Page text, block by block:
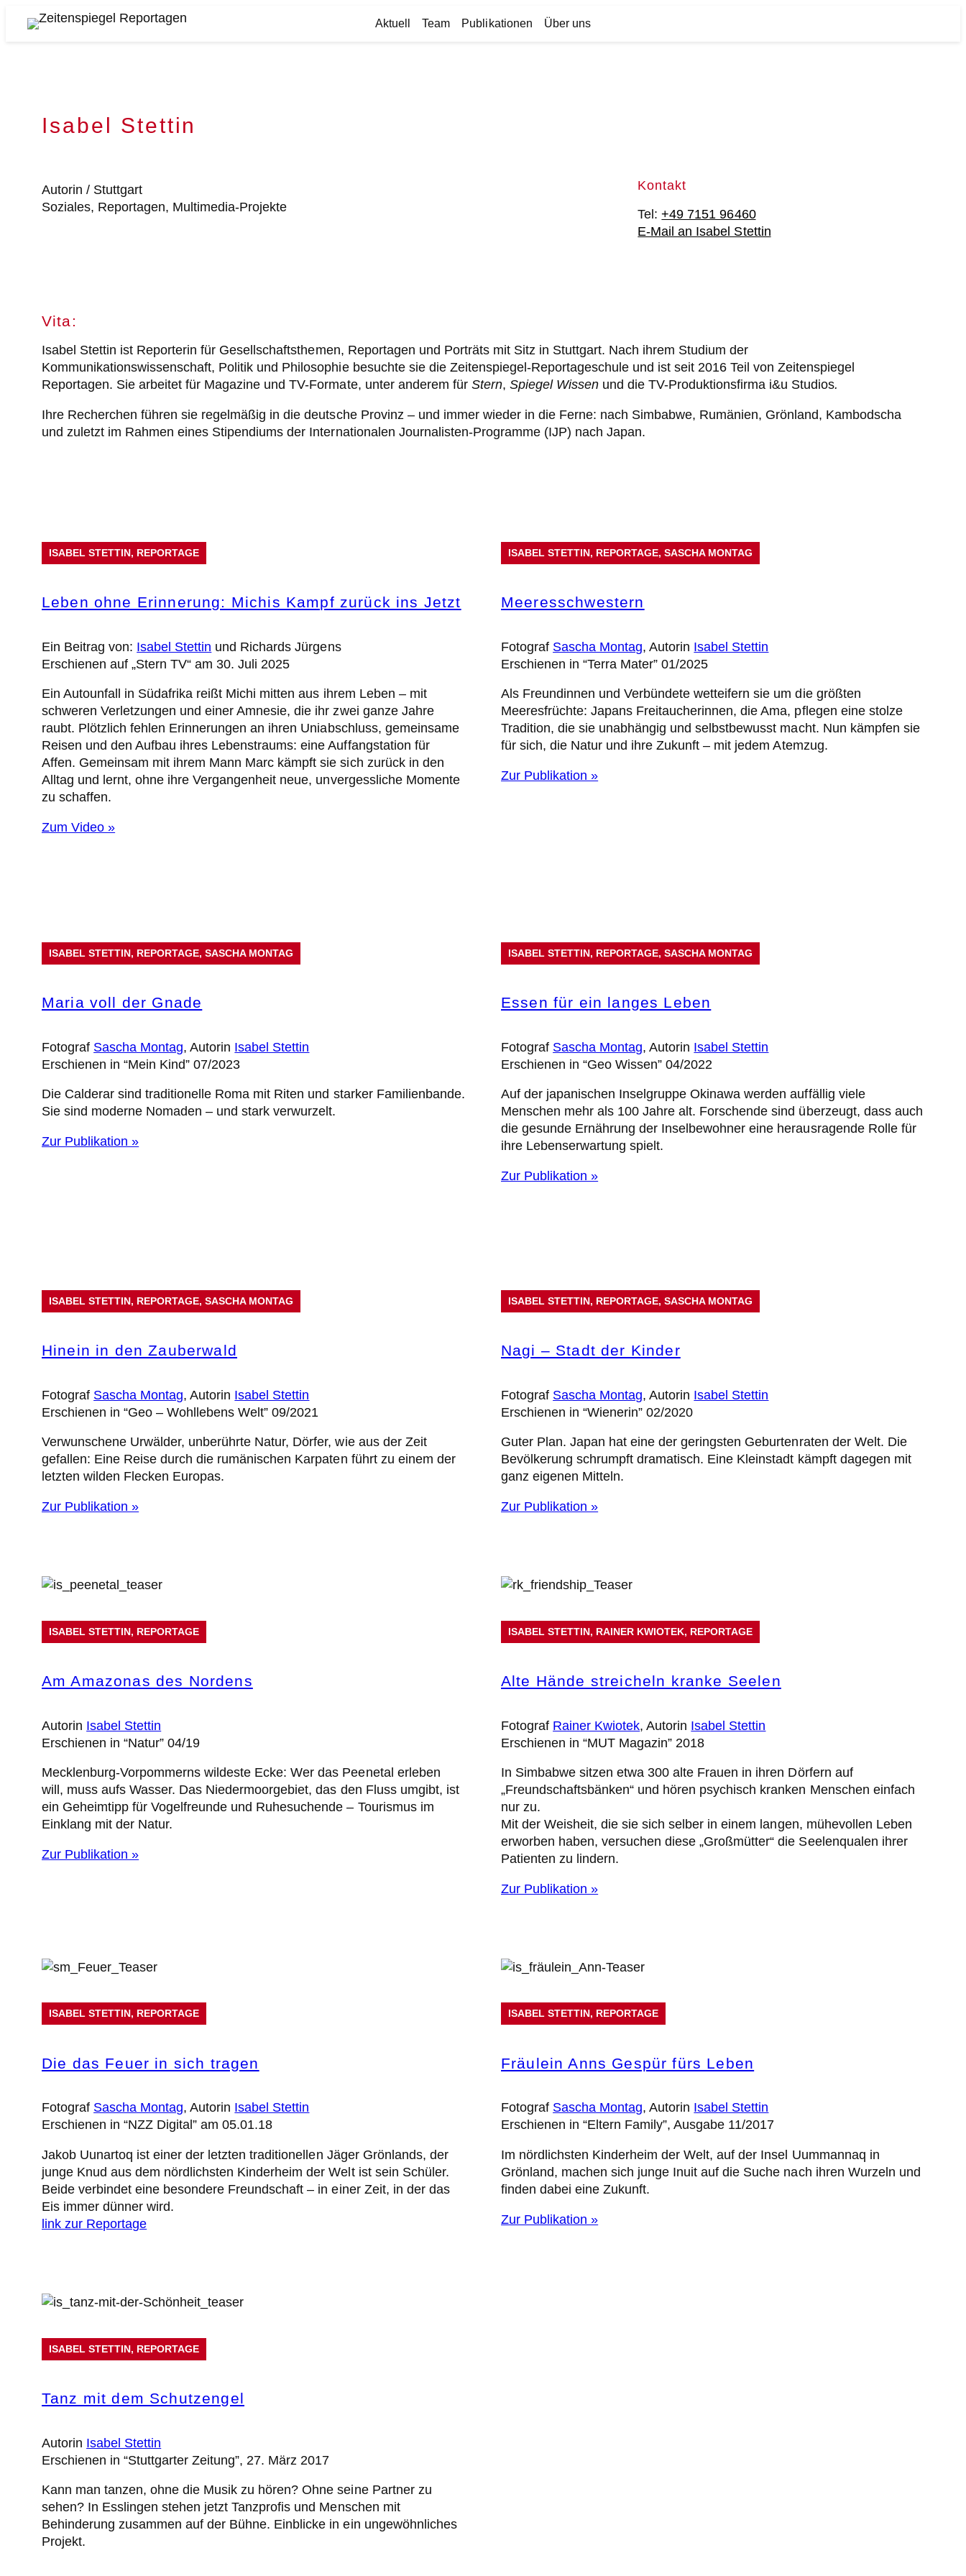
InhaltZeitenspiegel
Aktuell Team Publikationen Über uns
Isabel Stettin
Autorin / Stuttgart
Soziales, Reportagen, Multimedia-Projekte
Kontakt
Tel:+49 7151 96460
E-Mail an Isabel Stettin
Vita:
Isabel Stettin ist Reporterin für Gesellschaftsthemen, Reportagen und Porträts mit Sitz in Stuttgart. Nach ihrem Studium der
Kommunikationswissenschaft, Politik und Philosophie besuchte sie die Zeitenspiegel-Reportageschule und ist seit 2016 Teil von Zeitenspiegel
Reportagen. Sie arbeitet für Magazine und TV-Formate, unter anderem für Stern, Spiegel Wissenund die TV-Produktionsfirma i&u Studios.
Ihre Recherchen führen sie regelmäßig in die deutsche Provinz – und immer wieder in die Ferne: nach Simbabwe, Rumänien, Grönland, Kambodscha
und zuletzt im Rahmen eines Stipendiums der Internationalen Journalisten-Programme (IJP) nach Japan.
ISABEL STETTIN, REPORTAGE
Leben ohne Erinnerung: Michis Kampf zurück ins Jetzt
Ein Beitrag von: Isabel Stettin und Richards Jürgens
Erschienen auf „Stern TV“ am 30. Juli 2025
Ein Autounfall in Südafrika reißt Michi mitten aus ihrem Leben – mit
schweren Verletzungen und einer Amnesie, die ihr zwei ganze Jahre
raubt. Plötzlich fehlen Erinnerungen an ihren Uniabschluss, gemeinsame
Reisen und den Aufbau ihres Lebenstraums: eine Auffangstation für
Affen. Gemeinsam mit ihrem Mann Marc kämpft sie sich zurück in den
Alltag und lernt, ohne ihre Vergangenheit neue, unvergessliche Momente
zu schaffen.
Zum Video »
ISABEL STETTIN, REPORTAGE, SASCHA MONTAG
Meeresschwestern
Fotograf Sascha Montag, Autorin Isabel Stettin
Erschienen in “Terra Mater” 01/2025
Als Freundinnen und Verbündete wetteifern sie um die größten
Meeresfrüchte: Japans Freitaucherinnen, die Ama, pflegen eine stolze
Tradition, die sie unabhängig und selbstbewusst macht. Nun kämpfen sie
für sich, die Natur und ihre Zukunft – mit jedem Atemzug.
Zur Publikation »
ISABEL STETTIN, REPORTAGE, SASCHA MONTAG
Maria voll der Gnade
Fotograf Sascha Montag, Autorin Isabel Stettin
Erschienen in “Mein Kind” 07/2023
Die Calderar sind traditionelle Roma mit Riten und starker Familienbande.
Sie sind moderne Nomaden – und stark verwurzelt.
Zur Publikation »
ISABEL STETTIN, REPORTAGE, SASCHA MONTAG
Essen für ein langes Leben
Fotograf Sascha Montag, Autorin Isabel Stettin
Erschienen in “Geo Wissen” 04/2022
Auf der japanischen Inselgruppe Okinawa werden auffällig viele
Menschen mehr als 100 Jahre alt. Forschende sind überzeugt, dass auch
die gesunde Ernährung der Inselbewohner eine herausragende Rolle für
ihre Lebenserwartung spielt.
Zur Publikation »
ISABEL STETTIN, REPORTAGE, SASCHA MONTAG
Hinein in den Zauberwald
Fotograf Sascha Montag, Autorin Isabel Stettin
Erschienen in “Geo – Wohllebens Welt” 09/2021
Verwunschene Urwälder, unberührte Natur, Dörfer, wie aus der Zeit
gefallen: Eine Reise durch die rumänischen Karpaten führt zu einem der
letzten wilden Flecken Europas.
Zur Publikation »
ISABEL STETTIN, REPORTAGE, SASCHA MONTAG
Nagi – Stadt der Kinder
Fotograf Sascha Montag, Autorin Isabel Stettin
Erschienen in “Wienerin” 02/2020
Guter Plan. Japan hat eine der geringsten Geburtenraten der Welt. Die
Bevölkerung schrumpft dramatisch. Eine Kleinstadt kämpft dagegen mit
ganz eigenen Mitteln.
Zur Publikation »
ISABEL STETTIN, REPORTAGE
Am Amazonas des Nordens
Autorin Isabel Stettin
Erschienen in “Natur” 04/19
Mecklenburg-Vorpommerns wildeste Ecke: Wer das Peenetal erleben
will, muss aufs Wasser. Das Niedermoorgebiet, das den Fluss umgibt, ist
ein Geheimtipp für Vogelfreunde und Ruhesuchende – Tourismus im
Einklang mit der Natur.
Zur Publikation »
ISABEL STETTIN, RAINER KWIOTEK, REPORTAGE
Alte Hände streicheln kranke Seelen
Fotograf Rainer Kwiotek, Autorin Isabel Stettin
Erschienen in “MUT Magazin” 2018
In Simbabwe sitzen etwa 300 alte Frauen in ihren Dörfern auf
„Freundschaftsbänken“ und hören psychisch kranken Menschen einfach
nur zu.
Mit der Weisheit, die sie sich selber in einem langen, mühevollen Leben
erworben haben, versuchen diese „Großmütter“ die Seelenqualen ihrer
Patienten zu lindern.
Zur Publikation »
ISABEL STETTIN, REPORTAGE
Die das Feuer in sich tragen
Fotograf Sascha Montag, Autorin Isabel Stettin
Erschienen in “NZZ Digital” am 05.01.18
Jakob Uunartoq ist einer der letzten traditionellen Jäger Grönlands, der
junge Knud aus dem nördlichsten Kinderheim der Welt ist sein Schüler.
Beide verbindet eine besondere Freundschaft – in einer Zeit, in der das
Eis immer dünner wird.
link zur Reportage
ISABEL STETTIN, REPORTAGE
Fräulein Anns Gespür fürs Leben
Fotograf Sascha Montag, Autorin Isabel Stettin
Erschienen in “Eltern Family”, Ausgabe 11/2017
Im nördlichsten Kinderheim der Welt, auf der Insel Uummannaq in
Grönland, machen sich junge Inuit auf die Suche nach ihren Wurzeln und
finden dabei eine Zukunft.
Zur Publikation »
ISABEL STETTIN, REPORTAGE
Tanz mit dem Schutzengel
Autorin Isabel Stettin
Erschienen in “Stuttgarter Zeitung”, 27. März 2017
Kann man tanzen, ohne die Musik zu hören? Ohne seine Partner zu
sehen? In Esslingen stehen jetzt Tanzprofis und Menschen mit
Behinderung zusammen auf der Bühne. Einblicke in ein ungewöhnliches
Projekt.